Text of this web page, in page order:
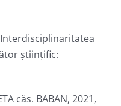
Interdisciplinaritatea
ştiinţific:
căs. BABAN, 2021,